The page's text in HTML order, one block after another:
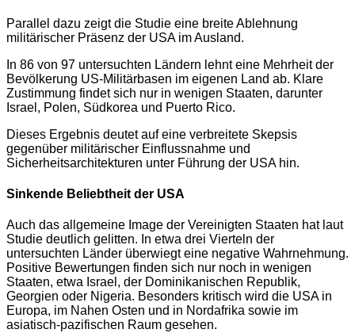
Parallel dazu zeigt die Studie eine breite Ablehnung
militärischer Präsenz der USA im Ausland.
In 86 von 97 untersuchten Ländern lehnt eine Mehrheit der
Bevölkerung US-Militärbasen im eigenen Land ab. Klare
Zustimmung findet sich nur in wenigen Staaten, darunter
Israel, Polen, Südkorea und Puerto Rico.
Dieses Ergebnis deutet auf eine verbreitete Skepsis
gegenüber militärischer Einflussnahme und
Sicherheitsarchitekturen unter Führung der USA hin.
Sinkende Beliebtheit der USA
Auch das allgemeine Image der Vereinigten Staaten hat laut
Studie deutlich gelitten. In etwa drei Vierteln der
untersuchten Länder überwiegt eine negative Wahrnehmung.
Positive Bewertungen finden sich nur noch in wenigen
Staaten, etwa Israel, der Dominikanischen Republik,
Georgien oder Nigeria. Besonders kritisch wird die USA in
Europa, im Nahen Osten und in Nordafrika sowie im
asiatisch-pazifischen Raum gesehen.